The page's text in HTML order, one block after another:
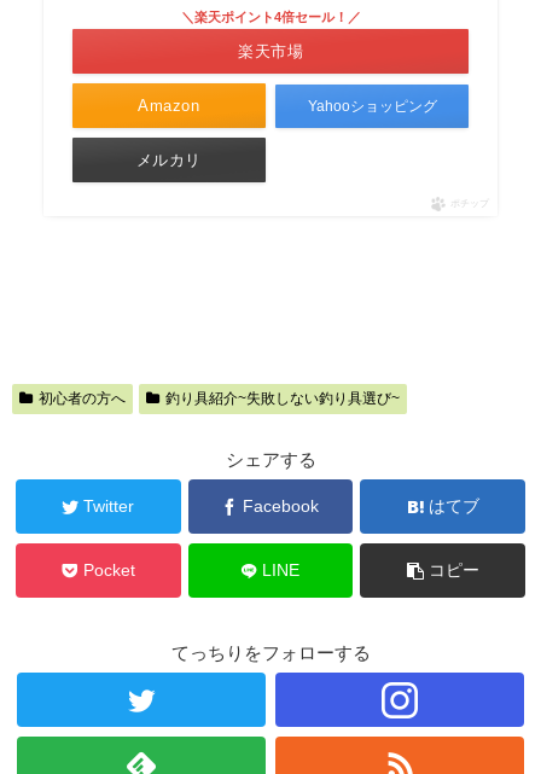
Amazon
＼楽天ポイント4倍セール！／
楽天市場
Yahooショッピング
メルカリ
ポチップ
初心者の方へ 釣り具紹介~失敗しない釣り具選び~
シェアする
Twitter Facebook はてブ
Pocket LINE コピー
てっちりをフォローする